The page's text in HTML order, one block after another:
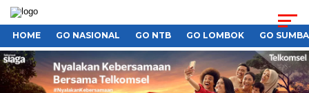
HOME GO NASIONAL GO NTB GO LOMBOK GO